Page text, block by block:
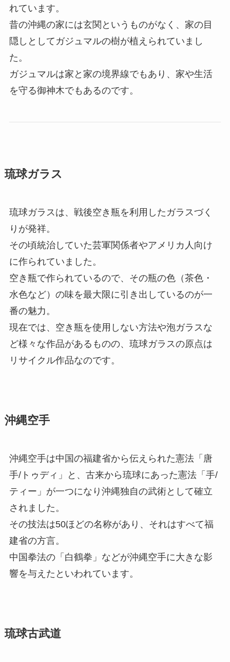
れています。
昔の沖縄の家には玄関というものがなく、家の目
隠しとしてガジュマルの樹が植えられていまし
た。
ガジュマルは家と家の境界線でもあり、家や生活
を守る御神木でもあるのです。
琉球ガラス
琉球ガラスは、戦後空き瓶を利用したガラスづく
りが発祥。
その頃統治していた芸軍関係者やアメリカ人向け
に作られていました。
空き瓶で作られているので、その瓶の色（茶色・
水色など）の味を最大限に引き出しているのが一
番の魅力。
現在では、空き瓶を使用しない方法や泡ガラスな
ど様々な作品があるものの、琉球ガラスの原点は
リサイクル作品なのです。
沖縄空手
沖縄空手は中国の福建省から伝えられた憲法「唐
手/トゥディ」と、古来から琉球にあった憲法「手/
ティー」が一つになり沖縄独自の武術として確立
されました。
その技法は50ほどの名称があり、それはすべて福
建省の方言。
中国拳法の「白鶴拳」などが沖縄空手に大きな影
響を与えたといわれています。
琉球古武道